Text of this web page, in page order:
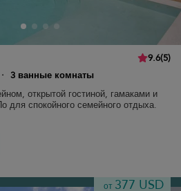
9.6(5)
· 3 ванные комнаты
открытой гостиной, гамаками и
для спокойного семейного отдыха.
от 377 USD